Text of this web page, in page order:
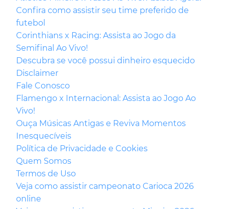
Confira como assistir seu time preferido de
futebol
Corinthians x Racing: Assista ao Jogo da
Semifinal Ao Vivo!
Descubra se você possui dinheiro esquecido
Disclaimer
Fale Conosco
Flamengo x Internacional: Assista ao Jogo Ao
Vivo!
Ouça Músicas Antigas e Reviva Momentos
Inesquecíveis
Política de Privacidade e Cookies
Quem Somos
Termos de Uso
Veja como assistir campeonato Carioca 2026
online